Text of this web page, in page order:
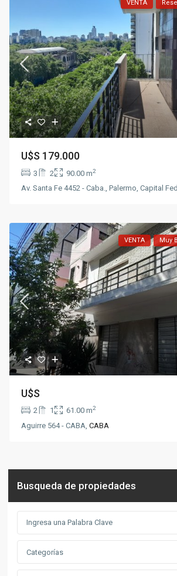
VENTA
U$S 179.000
3 2 90.00 m2
Av. Santa Fe 4452 - Caba., Palermo, Capital
VENTA Muy
U$S
2 1 61.00 m2
Aguirre 564 - CABA,CABA
Busqueda de propiedades
Categorías